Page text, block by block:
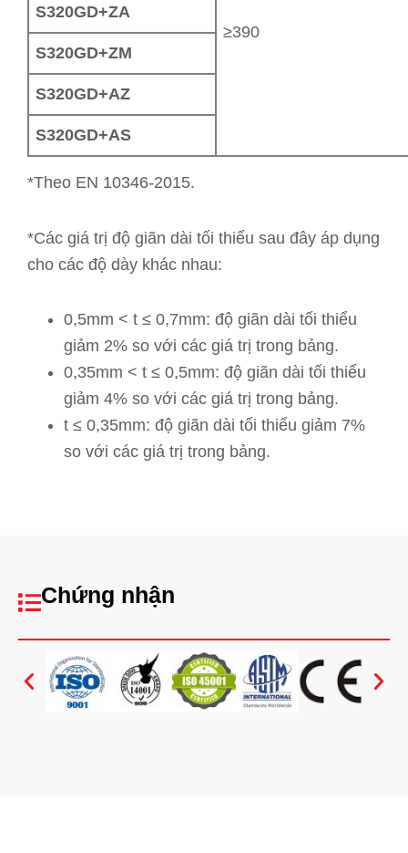
≥390
S320GD+ZA
S320GD+ZM
S320GD+AZ
S320GD+AS
*Theo EN 10346-2015.
*Các giá trị độ giãn dài tối thiểu sau đây áp dụng
cho các độ dày khác nhau:
0,5mm < t ≤ 0,7mm: độ giãn dài tối thiểu
giảm 2% so với các giá trị trong bảng.
0,35mm < t ≤ 0,5mm: độ giãn dài tối thiểu
giảm 4% so với các giá trị trong bảng.
t ≤ 0,35mm: độ giãn dài tối thiểu giảm 7%
so với các giá trị trong bảng.
Chứng nhận